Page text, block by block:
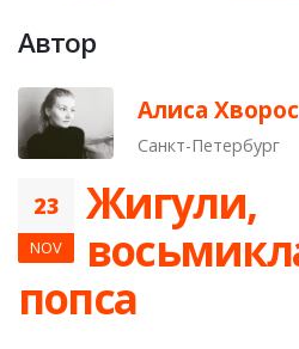
Автор
Алиса
Санкт-Петербург
23
NOV
​Жигули,
попса